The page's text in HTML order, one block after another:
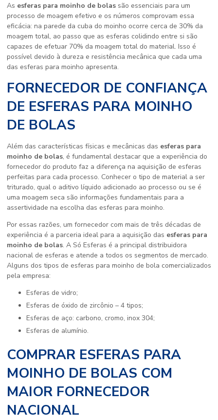
As esferas para moinho de bolas são essenciais para um
processo de moagem efetivo e os números comprovam essa
eficácia: na parede da cuba do moinho ocorre cerca de 30% da
moagem total, ao passo que as esferas colidindo entre si são
capazes de efetuar 70% da moagem total do material. Isso é
possível devido à dureza e resistência mecânica que cada uma
das esferas para moinho apresenta.
FORNECEDOR DE CONFIANÇA
DE ESFERAS PARA MOINHO
DE BOLAS
Além das características físicas e mecânicas das esferas para
moinho de bolas, é fundamental destacar que a experiência do
fornecedor do produto faz a diferença na aquisição de esferas
perfeitas para cada processo. Conhecer o tipo de material a ser
triturado, qual o aditivo líquido adicionado ao processo ou se é
uma moagem seca são informações fundamentais para a
assertividade na escolha das esferas para moinho.
Por essas razões, um fornecedor com mais de três décadas de
experiência é a parceria ideal para a aquisição das esferas para
moinho de bolas. A Só Esferas é a principal distribuidora
nacional de esferas e atende a todos os segmentos de mercado.
Alguns dos tipos de esferas para moinho de bola comercializados
pela empresa:
Esferas de vidro;
Esferas de óxido de zircônio – 4 tipos;
Esferas de aço: carbono, cromo, inox 304;
Esferas de alumínio.
COMPRAR ESFERAS PARA
MOINHO DE BOLAS COM
MAIOR FORNECEDOR
NACIONAL